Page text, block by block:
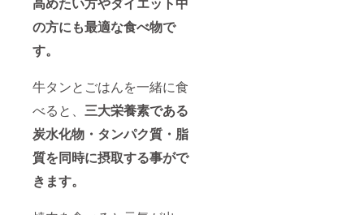
の方にも最適な食べ物で
す。
牛タンとごはんを一緒に食
べると、 三大栄養素である
炭水化物・タンパク質・脂
質を同時に摂取する事がで
きます。